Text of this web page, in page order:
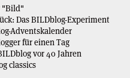
"Bild"
Das BILDblog-Experiment
Adventskalender
für einen Tag
vor 40 Jahren
classics